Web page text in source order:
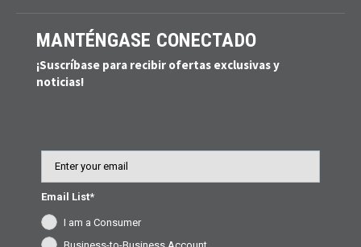
MANTÉNGASE CONECTADO
¡Suscríbase para recibir ofertas exclusivas y
noticias!
Email List*
I am a Consumer